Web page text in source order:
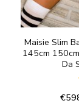
Maisie Slim
145cm
Da
€